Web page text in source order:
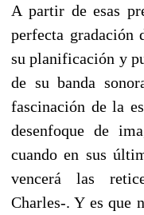
A partir de esas
perfecta
su planificación y
de su banda
fascinación de la
desenfoque de
cuando en sus
vencerá las
Charles-. Y es que